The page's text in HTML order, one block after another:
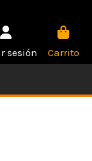
sesión Carrito